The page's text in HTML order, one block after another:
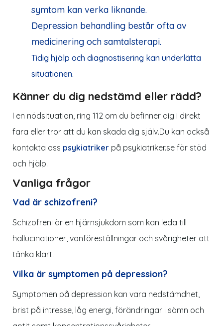
symtom kan verka liknande.
Depression behandling består ofta av
medicinering och samtalsterapi.
Tidig hjälp och diagnostisering kan underlätta
situationen.
Känner du dig nedstämd eller rädd?
I en nödsituation, ring 112 om du befinner dig i direkt
fara eller tror att du kan skada dig själv.Du kan också
kontakta oss psykiatriker på psykiatriker.se för stöd
och hjälp.
Vanliga frågor
Vad är schizofreni?
Schizofreni är en hjärnsjukdom som kan leda till
hallucinationer, vanföreställningar och svårigheter att
tänka klart.
Vilka är symptomen på depression?
Symptomen på depression kan vara nedstämdhet,
brist på intresse, låg energi, förändringar i sömn och